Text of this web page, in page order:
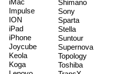
iMac
Impulse
ION
iPad
iPhone
Joycube
Keola
Koga
Shimano
Sony
Sparta
Stella
Suntour
Supernova
Topology
Toshiba